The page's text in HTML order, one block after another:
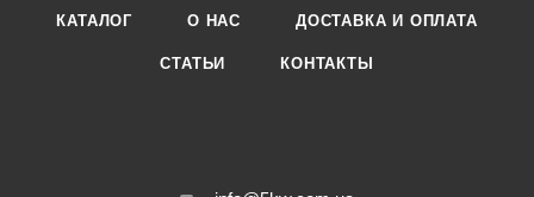
КАТАЛОГ О НАС ДОСТАВКА И ОПЛАТА
СТАТЬИ КОНТАКТЫ